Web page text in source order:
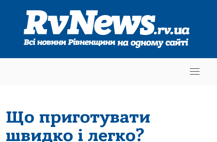
Що приготувати
швидко і легко?